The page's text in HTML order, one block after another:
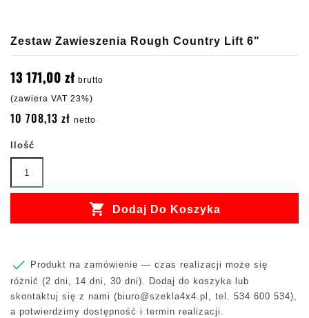
Zestaw Zawieszenia Rough Country Lift 6"
13 171,00 zł brutto
(zawiera VAT 23%)
10 708,13 zł netto
Ilość
 Dodaj Do Koszyka

Produkt na zamówienie — czas realizacji może się
różnić (2 dni, 14 dni, 30 dni). Dodaj do koszyka lub
skontaktuj się z nami ( biuro@szekla4x4.pl , tel. 534 600 534),
a potwierdzimy dostępność i termin realizacji.